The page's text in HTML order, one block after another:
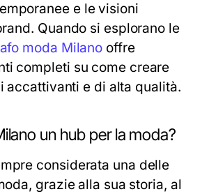
e le visioni
Quando si esplorano le
moda Milano offre
completi su come creare
accattivanti e di alta qualità.
un hub per la moda?
considerata una delle
grazie alla sua storia, al